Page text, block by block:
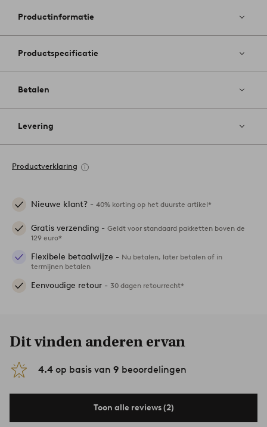
Productinformatie
Productspecificatie
Betalen
Levering
Productverklaring
Nieuwe klant? - 40% korting op het duurste artikel*
Gratis verzending - Geldt voor standaard pakketten boven de
129 euro*
Flexibele betaalwijze - Nu betalen, later betalen of in
termijnen betalen
Eenvoudige retour - 30 dagen retourrecht*
Dit vinden anderen ervan
4.4 op basis van 9 beoordelingen
Toon alle reviews (2)